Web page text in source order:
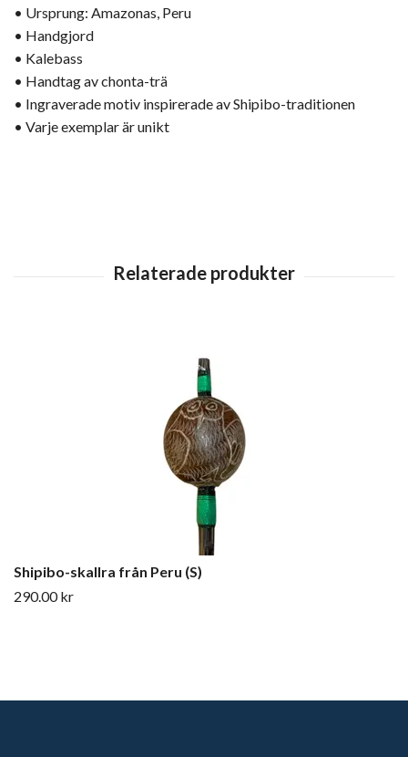
• Ursprung: Amazonas, Peru
• Handgjord
• Kalebass
• Handtag av chonta-trä
• Ingraverade motiv inspirerade av Shipibo-traditionen
• Varje exemplar är unikt
Shipibo-skallra från Peru (S)
290.00 kr